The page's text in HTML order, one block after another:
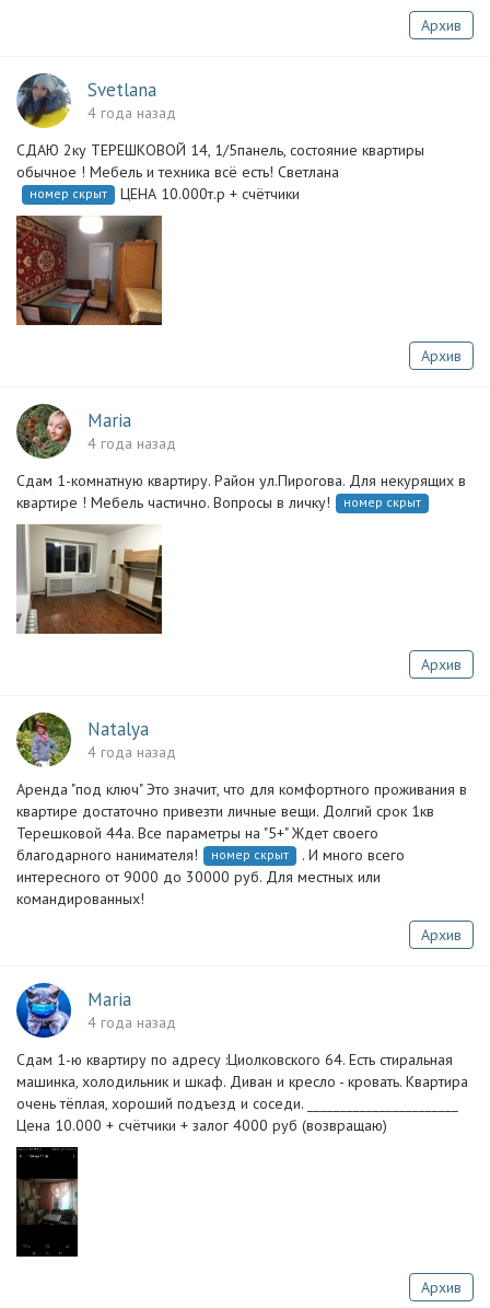
Архив
Svetlana
4 года назад
СДАЮ 2ку ТЕРЕШКОВОЙ 14, 1/5панель, состояние квартиры
обычное ! Мебель и техника всё есть! Светлана
номер скрыт ЦЕНА 10.000т.р + счётчики
Архив
Maria
4 года назад
Сдам 1-комнатную квартиру. Район ул.Пирогова. Для некурящих в
квартире ! Мебель частично. Вопросы в личку!
номер скрыт
Архив
Natalya
4 года назад
Аренда "под ключ" Это значит, что для комфортного проживания в
квартире достаточно привезти личные вещи. Долгий срок 1кв
Терешковой 44а. Все параметры на "5+" Ждет своего
благодарного нанимателя!
номер скрыт
. И много всего
интересного от 9000 до 30000 руб. Для местных или
командированных!
Архив
Maria
4 года назад
Сдам 1-ю квартиру по адресу :Циолковского 64. Есть стиральная
машинка, холодильник и шкаф. Диван и кресло - кровать. Квартира
очень тёплая, хороший подъезд и соседи. _______________________
Цена 10.000 + счётчики + залог 4000 руб (возвращаю)
Архив